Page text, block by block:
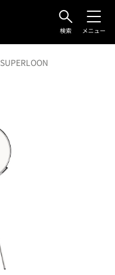
検索 メニュー
SUPERLOON